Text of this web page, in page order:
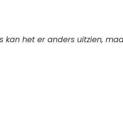
het er anders uitzien,